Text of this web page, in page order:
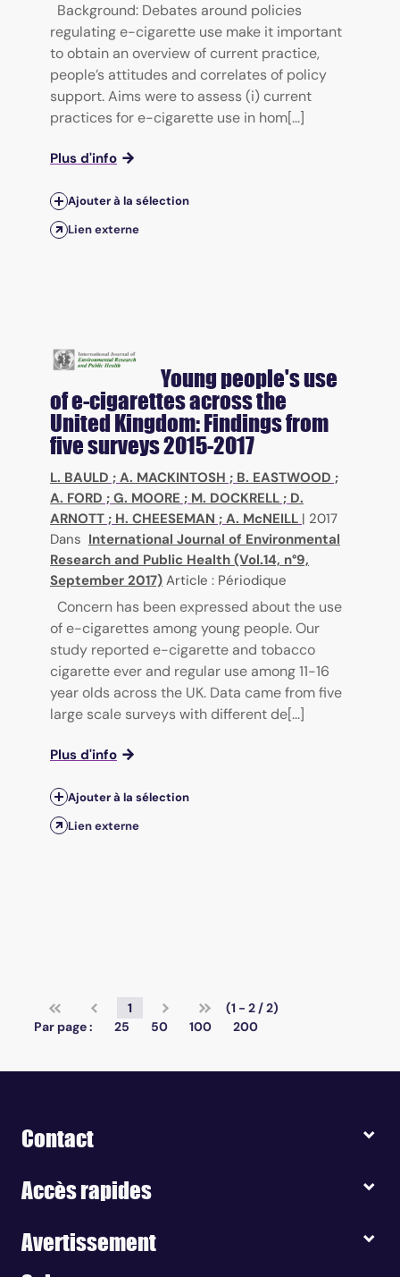
Background: Debates around policies
regulating e-cigarette use make it important
to obtain an overview of current practice,
people’s attitudes and correlates of policy
support. Aims were to assess (i) current
practices for e-cigarette use in hom[...]
Plus d'info
Ajouter à la sélection
Lien externe
Young people's use
of e-cigarettes across the
United Kingdom: Findings from
five surveys 2015-2017
L. BAULD ; A. MACKINTOSH ; B. EASTWOOD ;
A. FORD ; G. MOORE ; M. DOCKRELL ; D.
ARNOTT ; H. CHEESEMAN ; A. McNEILL | 2017
Dans International Journal of Environmental
Research and Public Health (Vol.14, n°9,
September 2017) Article : Périodique
Concern has been expressed about the use
of e-cigarettes among young people. Our
study reported e-cigarette and tobacco
cigarette ever and regular use among 11-16
year olds across the UK. Data came from five
large scale surveys with different de[...]
Plus d'info
Ajouter à la sélection
Lien externe
1
(1 - 2 / 2)
Par page :
25 50 100 200
Contact
Accès rapides
Avertissement